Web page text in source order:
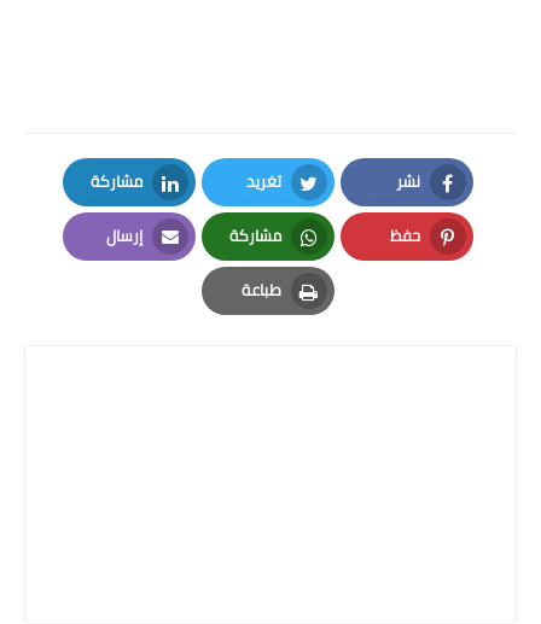
نشر
Facebook
تغريد
Twitter
مشاركة
LinkedIn
حفظ
Pinterest
مشاركة
Whatsapp
إرسال
Email
طباعة
Print